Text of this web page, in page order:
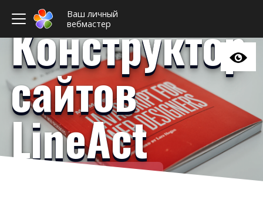
Ваш личный
вебмастер
Конструктор
сайтов
LineAct
Ваш личный вебмастер